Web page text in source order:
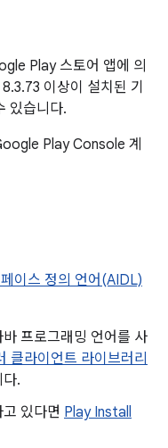
Play 스토어 앱에 의
이상이 설치된 기
있습니다.
Play Console 계
이스 정의 언어(AIDL)
프로그래밍 언어를 사
클라이언트 라이브러리
.
있다면 Play Install